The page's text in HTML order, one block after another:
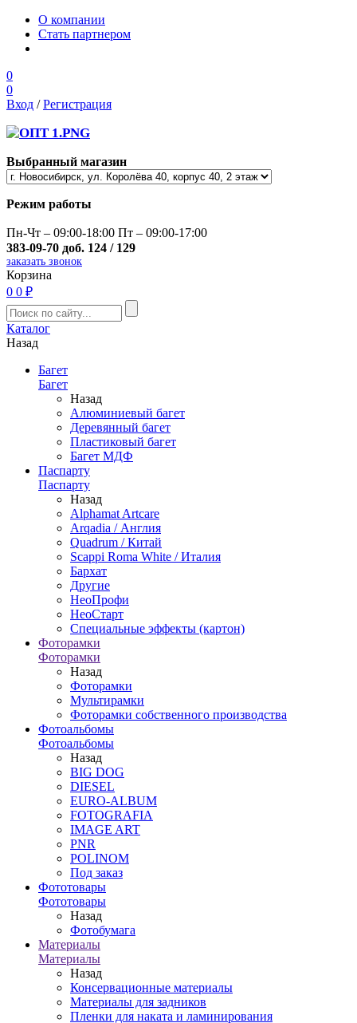
О компании
Стать партнером
0
0
Вход /Регистрация
Выбранный магазин
Режим работы
Пн-Чт – 09:00-18:00 Пт – 09:00-17:00
383-09-70 доб. 124 / 129
заказать звонок
Корзина
0 0 ₽
Каталог
Назад
Багет
Багет
Назад
Алюминиевый багет
Деревянный багет
Пластиковый багет
Багет МДФ
Паспарту
Паспарту
Назад
Alphamat Artcare
Arqadia / Англия
Quadrum / Китай
Scappi Roma White / Италия
Бархат
Другие
НеоПрофи
НеоСтарт
Специальные эффекты (картон)
Фоторамки
Фоторамки
Назад
Фоторамки
Мультирамки
Фоторамки собственного производства
Фотоальбомы
Фотоальбомы
Назад
BIG DOG
DIESEL
EURO-ALBUM
FOTOGRAFIA
IMAGE ART
PNR
POLINOM
Под заказ
Фототовары
Фототовары
Назад
Фотобумага
Материалы
Материалы
Назад
Консервационные материалы
Материалы для задников
Пленки для наката и ламинирования